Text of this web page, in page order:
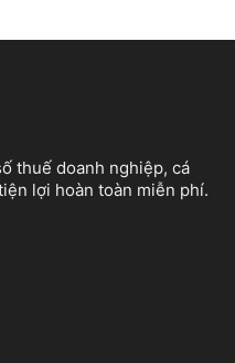
thuế doanh nghiệp, cá
lợi hoàn toàn miễn phí.